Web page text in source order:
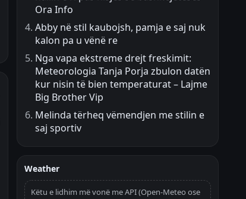
Ora Info
Abby në stil kaubojsh, pamja e saj nuk
kalon pa u vënë re
Nga vapa ekstreme drejt freskimit:
Meteorologia Tanja Porja zbulon datën
kur nisin të bien temperaturat – Lajme
Big Brother Vip
Melinda tërheq vëmendjen me stilin e
saj sportiv
Weather
Këtu e lidhim më vonë me API (Open-Meteo ose